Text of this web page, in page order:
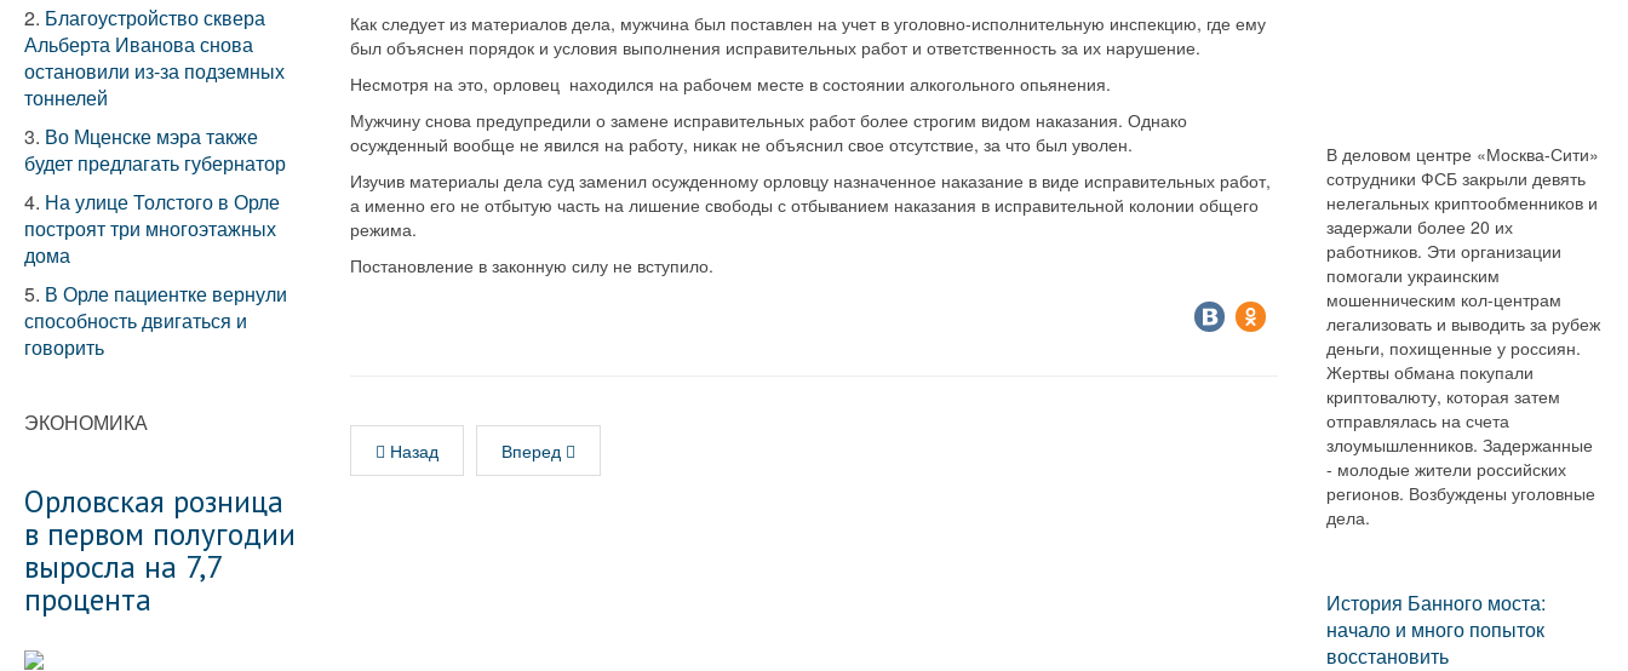
Как следует из материалов дела, мужчина был поставлен на учет в уголовно-исполнительную инспекцию, где ему
был объяснен порядок и условия выполнения исправительных работ и ответственность за их нарушение.
Несмотря на это, орловец находился на рабочем месте в состоянии алкогольного опьянения.
Мужчину снова предупредили о замене исправительных работ более строгим видом наказания. Однако
осужденный вообще не явился на работу, никак не объяснил свое отсутствие, за что был уволен.
Изучив материалы дела суд заменил осужденному орловцу назначенное наказание в виде исправительных работ,
а именно его не отбытую часть на лишение свободы с отбыванием наказания в исправительной колонии общего
режима.
Постановление в законную силу не вступило.
Назад Вперед
2. Благоустройство сквера
Альберта Иванова снова
остановили из-за подземных
тоннелей
3. Во Мценске мэра также
будет предлагать губернатор
4. На улице Толстого в Орле
построят три многоэтажных
дома
5. В Орле пациентке вернули
способность двигаться и
говорить
ЭКОНОМИКА
Орловская розница
в первом полугодии
выросла на 7,7
процента
В деловом центре «Москва-Сити»
сотрудники ФСБ закрыли девять
нелегальных криптообменников и
задержали более 20 их
работников. Эти организации
помогали украинским
мошенническим кол-центрам
легализовать и выводить за рубеж
деньги, похищенные у россиян.
Жертвы обмана покупали
криптовалюту, которая затем
отправлялась на счета
злоумышленников. Задержанные
- молодые жители российских
регионов. Возбуждены уголовные
дела.
История Банного моста:
начало и много попыток
восстановить